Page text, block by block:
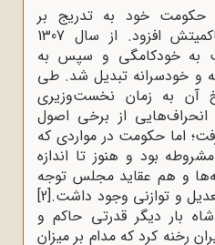
خود به تدریج بر
استبداد و خودکامگی حاکمیتش افزود. از سال 1307
به خودکامگی و سپس به
و خودسرانه تبدیل شد. طی
آن به زمان نخست‌وزیری
از برخی اصول
اما حکومت در مواردی که
بود و هنوز تا اندازه
و هم عقاید مجلس توجه
و توازنی وجود داشت.[2]
بار دیگر قدرتی حاکم و
رخنه کرد که مدام بر میزان